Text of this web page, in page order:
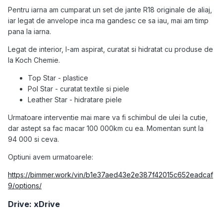
Pentru iarna am cumparat un set de jante R18 originale de aliaj,
iar legat de anvelope inca ma gandesc ce sa iau, mai am timp
pana la iarna.
Legat de interior, l-am aspirat, curatat si hidratat cu produse de
la Koch Chemie.
Top Star - plastice
Pol Star - curatat textile si piele
Leather Star - hidratare piele
Urmatoare interventie mai mare va fi schimbul de ulei la cutie,
dar astept sa fac macar 100 000km cu ea. Momentan sunt la
94 000 si ceva.
Optiuni avem urmatoarele:
https://bimmer.work/vin/b1e37aed43e2e387f42015c652eadcaf
9/options/
Drive: xDrive